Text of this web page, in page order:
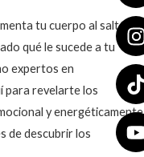
tu cuerpo al saltar
qué le sucede a tu
expertos en
para revelarte los
y energéticamente
de descubrir los